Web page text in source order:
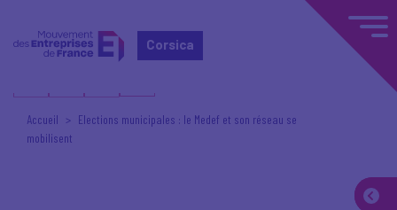
Corsica
Accueil
Elections municipales : le Medef et son réseau se
mobilisent